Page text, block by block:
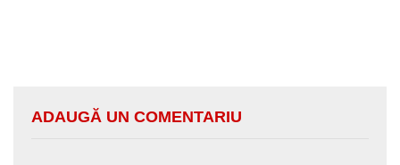
ADAUGĂ UN COMENTARIU